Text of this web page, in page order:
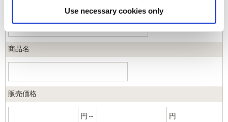
Use necessary cookies only
商品名
販売価格
円～ 円